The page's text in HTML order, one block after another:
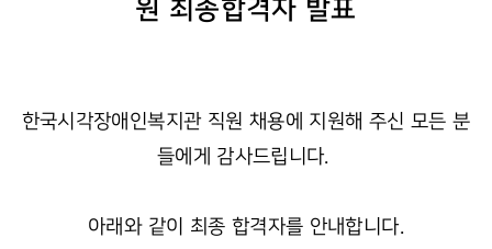
원 최종합격자 발표
한국시각장애인복지관 직원 채용에 지원해 주신 모든 분
들에게 감사드립니다.
아래와 같이 최종 합격자를 안내합니다.